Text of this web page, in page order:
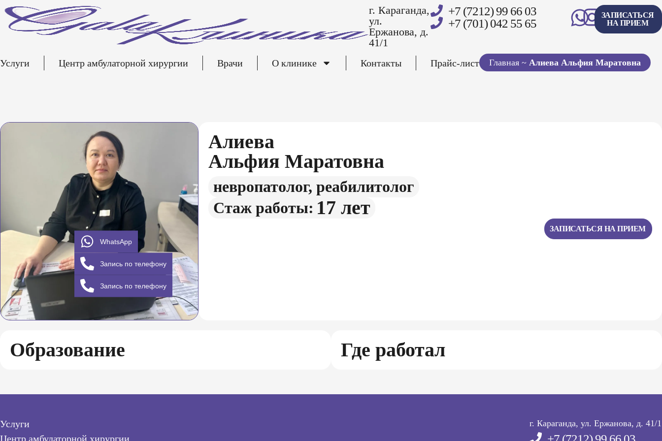
г. Караганда,
ул.
Ержанова, д.
41/1
+7 (7212) 99 66 03
+7 (701) 042 55 65
ЗАПИСАТЬСЯ
НА ПРИЕМ
Услуги Центр амбулаторной хирургии Врачи О клинике Контакты Прайс-лист Главная ~ Алиева Альфия Маратовна
Алиева
Альфия Маратовна
невропатолог, реабилитолог
Стаж работы: 17 лет
ЗАПИСАТЬСЯ НА ПРИЕМ
Образование Где работал
Услуги
Центр амбулаторной хирургии
г. Караганда, ул. Ержанова, д. 41/1
WhatsApp
Запись по телефону
Запись по телефону